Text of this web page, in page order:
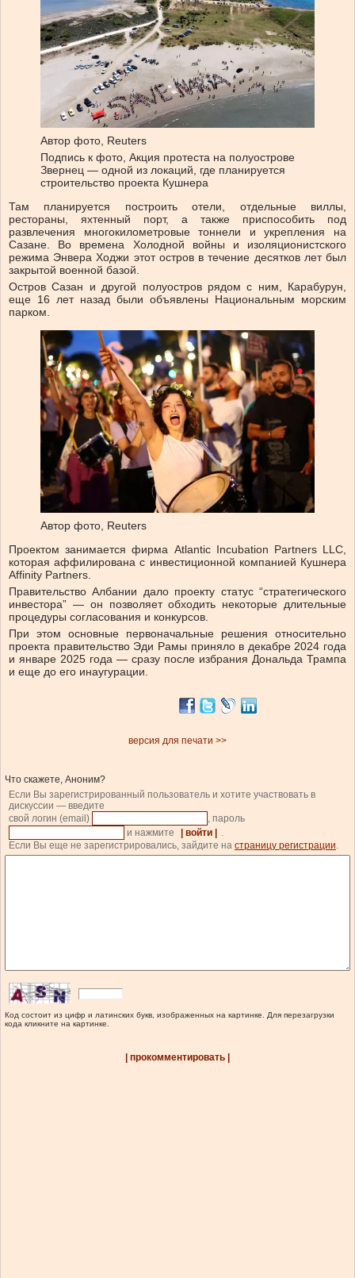
Автор фото, Reuters
Подпись к фото, Акция протеста на полуострове
Звернец — одной из локаций, где планируется
строительство проекта Кушнера
Там планируется построить отели, отдельные виллы,
рестораны, яхтенный порт, а также приспособить под
развлечения многокилометровые тоннели и укрепления на
Сазане. Во времена Холодной войны и изоляционистского
режима Энвера Ходжи этот остров в течение десятков лет был
закрытой военной базой.
Остров Сазан и другой полуостров рядом с ним, Карабурун,
еще 16 лет назад были объявлены Национальным морским
парком.
Автор фото, Reuters
Проектом занимается фирма Atlantic Incubation Partners LLC,
которая аффилирована с инвестиционной компанией Кушнера
Affinity Partners.
Правительство Албании дало проекту статус “стратегического
инвестора” — он позволяет обходить некоторые длительные
процедуры согласования и конкурсов.
При этом основные первоначальные решения относительно
проекта правительство Эди Рамы приняло в декабре 2024 года
и январе 2025 года — сразу после избрания Дональда Трампа
и еще до его инаугурации.
версия для печати >>
Что скажете, Аноним?
Если Вы зарегистрированный пользователь и хотите участвовать в
дискуссии — введите
свой логин (email)
, пароль
и нажмите
| войти |
.
Если Вы еще не зарегистрировались, зайдите на страницу регистрации.
Код состоит из цифр и латинских букв, изображенных на картинке. Для перезагрузки
кода кликните на картинке.
| прокомментировать |